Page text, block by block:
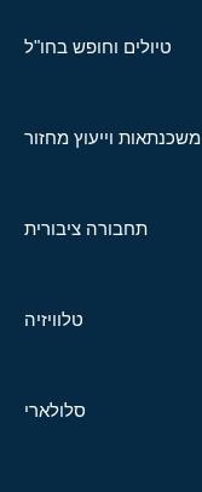
טיולים וחופש בחו"ל
משכנתאות וייעוץ מחזור
תחבורה ציבורית
טלוויזיה
סלולארי